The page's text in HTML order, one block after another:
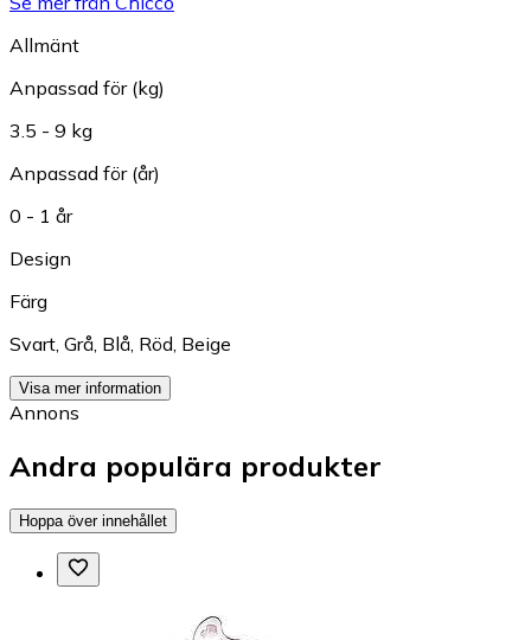
Allmänt
Anpassad för (kg)
3.5 - 9 kg
Anpassad för (år)
0 - 1 år
Design
Färg
Svart, Grå, Blå, Röd, Beige
Visa mer information
Annons
Andra populära produkter
Hoppa över innehållet